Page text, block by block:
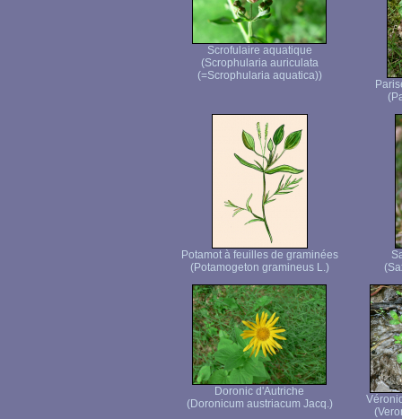
Scrofulaire aquatique
(Scrophularia auriculata
(=Scrophularia aquatica))
Potamot à feuilles de graminées
(Potamogeton gramineus L.)
Doronic d'Autriche
(Doronicum austriacum Jacq.)